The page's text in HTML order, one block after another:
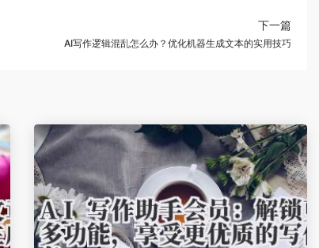
下一篇
AI写作逻辑混乱怎么办？优化机器生成文本的实用技巧